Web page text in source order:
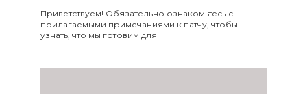
Приветствуем! Обязательно ознакомьтесь с
прилагаемыми примечаниями к патчу, чтобы
узнать, что мы готовим для